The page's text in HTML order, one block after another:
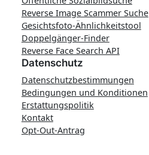
Reverse Image Scammer Suche
Gesichtsfoto-Ähnlichkeitstool
Doppelgänger-Finder
Reverse Face Search API
Datenschutz
Datenschutzbestimmungen
Bedingungen und Konditionen
Erstattungspolitik
Kontakt
Opt-Out-Antrag